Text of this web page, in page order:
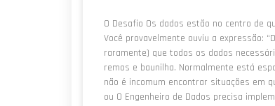
O Desafio Os dados estão no centro de
Você provavelmente ouviu a expressão:
raramente) que todos os dados
remos e baunilha. Normalmente está
não é incomum encontrar situações em
ou O Engenheiro de Dados precisa